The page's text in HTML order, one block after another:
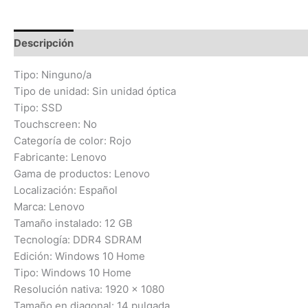
Descripción
Tipo: Ninguno/a
Tipo de unidad: Sin unidad óptica
Tipo: SSD
Touchscreen: No
Categoría de color: Rojo
Fabricante: Lenovo
Gama de productos: Lenovo
Localización: Español
Marca: Lenovo
Tamaño instalado: 12 GB
Tecnología: DDR4 SDRAM
Edición: Windows 10 Home
Tipo: Windows 10 Home
Resolución nativa: 1920 x 1080